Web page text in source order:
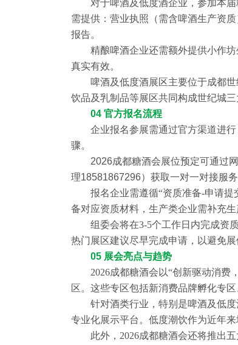
对于啤酒及低度酒企业，参加本
需提供：营业执照（需含啤酒生产资
报告。
精酿啤酒企业还需额外提供小作
真实有效。
啤酒及低度酒展区主要位于成都
饮品及乳制品等展区共同构成世纪城三
04 官方报名流程
企业报名参展需通过官方渠道进
骤。
2026成都糖酒会展位预定可通过
理18581867296）获取一对一对接服务
报名企业需遵循“资质准备-申请提
备对应资质材料，生产类企业需补充生
组委会将在3-5个工作日内完成资
热门展区建议尽早完成申请，以避免展
05 展会亮点与趋势
2026成都糖酒会以“创新驱动消费
区。这些专区包括新消费品牌孵化专
针对酒类行业，特别是啤酒及低
专业化展示平台。低度潮饮作为近年
此外，2026成都糖酒会还将推出